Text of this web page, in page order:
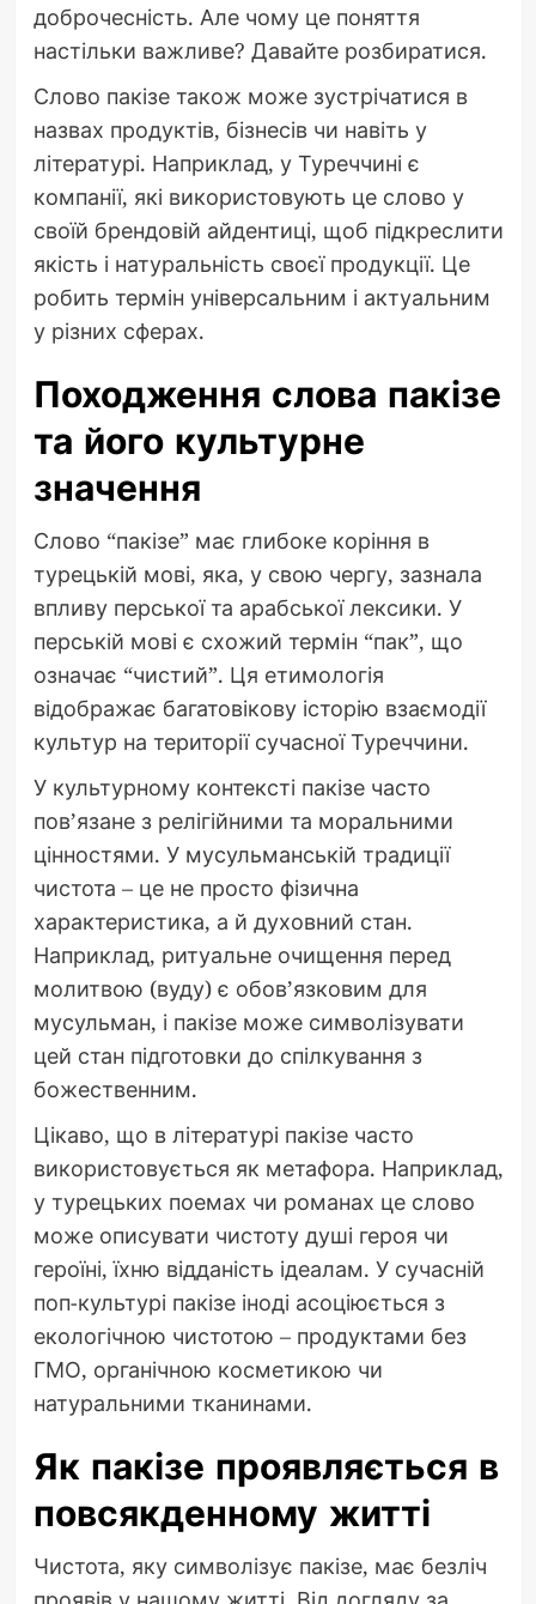
доброчесність. Але чому це поняття
настільки важливе? Давайте розбиратися.
Слово пакізе також може зустрічатися в
назвах продуктів, бізнесів чи навіть у
літературі. Наприклад, у Туреччині є
компанії, які використовують це слово у
своїй брендовій айдентиці, щоб підкреслити
якість і натуральність своєї продукції. Це
робить термін універсальним і актуальним
у різних сферах.
Походження слова пакізе
та його культурне
значення
Слово “пакізе” має глибоке коріння в
турецькій мові, яка, у свою чергу, зазнала
впливу перської та арабської лексики. У
перській мові є схожий термін “пак”, що
означає “чистий”. Ця етимологія
відображає багатовікову історію взаємодії
культур на території сучасної Туреччини.
У культурному контексті пакізе часто
пов’язане з релігійними та моральними
цінностями. У мусульманській традиції
чистота – це не просто фізична
характеристика, а й духовний стан.
Наприклад, ритуальне очищення перед
молитвою (вуду) є обов’язковим для
мусульман, і пакізе може символізувати
цей стан підготовки до спілкування з
божественним.
Цікаво, що в літературі пакізе часто
використовується як метафора. Наприклад,
у турецьких поемах чи романах це слово
може описувати чистоту душі героя чи
героїні, їхню відданість ідеалам. У сучасній
поп-культурі пакізе іноді асоціюється з
екологічною чистотою – продуктами без
ГМО, органічною косметикою чи
натуральними тканинами.
Як пакізе проявляється в
повсякденному житті
Чистота, яку символізує пакізе, має безліч